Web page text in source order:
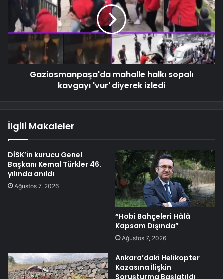
Gaziosmanpaşa'da mahalle halkı sopalı
kavgayı 'vur' diyerek izledi
İlgili Makaleler
DİSK’in kurucu Genel
Başkanı Kemal Türkler 46.
yılında anıldı
Ağustos 7, 2026
“Hobi Bahçeleri Hâlâ
Kapsam Dışında”
Ağustos 7, 2026
Ankara’daki Helikopter
Kazasına İlişkin
Soruşturma Başlatıldı